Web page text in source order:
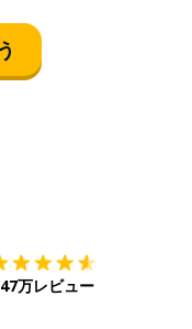
万レビュー